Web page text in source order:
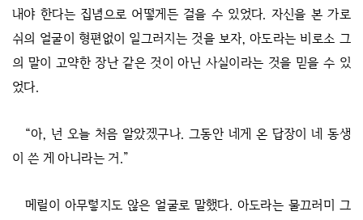
내야 한다는 집념으로 어떻게든 걸을 수 있었다. 자신을 본 가로
쉬의 얼굴이 형편없이 일그러지는 것을 보자, 아도라는 비로소 그
의 말이 고약한 장난 같은 것이 아닌 사실이라는 것을 믿을 수 있
었다.
“아, 넌 오늘 처음 알았겠구나. 그동안 네게 온 답장이 네 동생
이 쓴 게 아니라는 거.”
메릴이 아무렇지도 않은 얼굴로 말했다. 아도라는 물끄러미 그